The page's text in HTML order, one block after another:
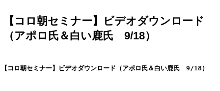
【コロ朝セミナー】ビデオダウンロード
（アポロ氏＆白い鹿氏 9/18）
【コロ朝セミナー】ビデオダウンロード（アポロ氏＆白い鹿氏　9/18）